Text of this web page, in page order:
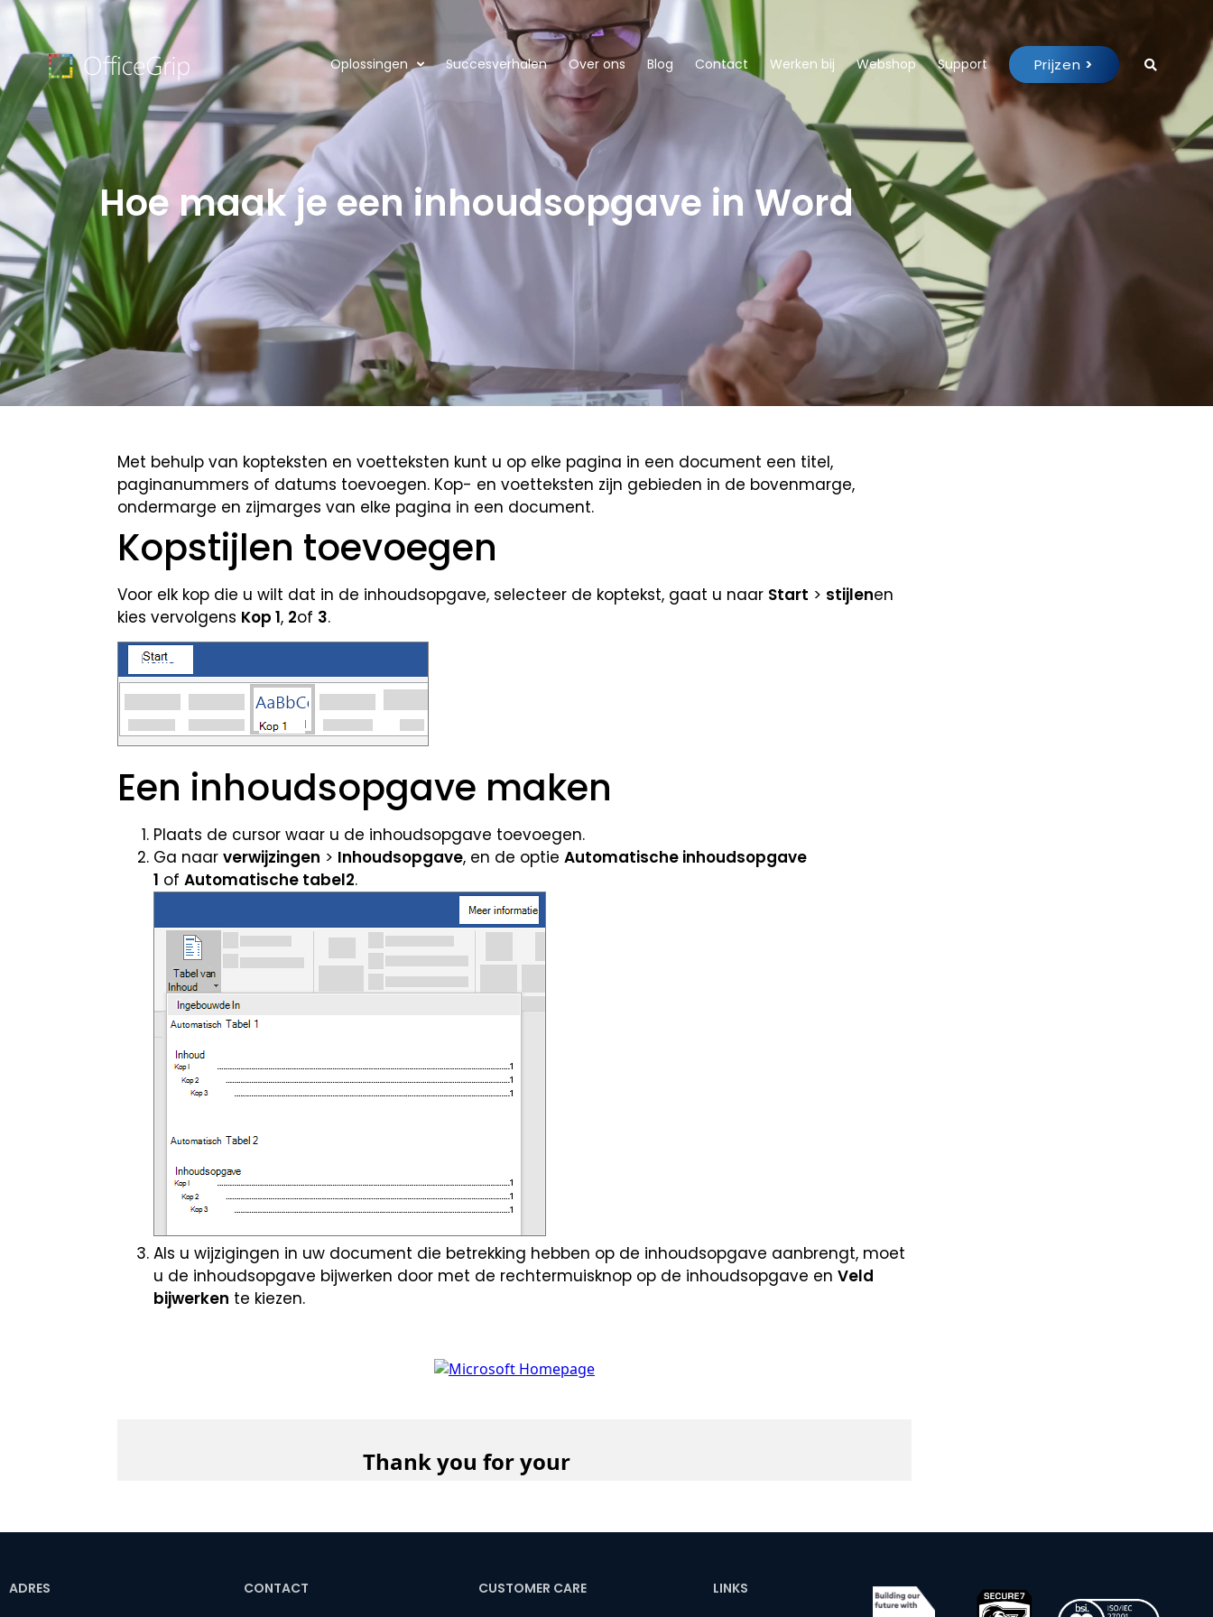
Oplossingen Succesverhalen Over ons Blog Contact Werken bij Webshop Support Prijzen >
Hoe maak je een inhoudsopgave in Word
Met behulp van kopteksten en voetteksten kunt u op elke pagina in een document een titel,
paginanummers of datums toevoegen. Kop- en voetteksten zijn gebieden in de bovenmarge,
ondermarge en zijmarges van elke pagina in een document.
Kopstijlen toevoegen
Voor elk kop die u wilt dat in de inhoudsopgave, selecteer de koptekst, gaat u naar Start > stijlenen
kies vervolgens Kop 1, 2of 3.
Een inhoudsopgave maken
Plaats de cursor waar u de inhoudsopgave toevoegen.
Ga naar verwijzingen > Inhoudsopgave, en de optie Automatische inhoudsopgave
1 of Automatische tabel2.
Als u wijzigingen in uw document die betrekking hebben op de inhoudsopgave aanbrengt, moet
u de inhoudsopgave bijwerken door met de rechtermuisknop op de inhoudsopgave en Veld
bijwerken te kiezen.
ADRES CONTACT CUSTOMER CARE
LINKS